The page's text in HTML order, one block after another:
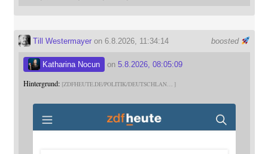
boosted
Till Westermayeron 6.8.2026, 11:34:14
Katharina Nocun on 5.8.2026, 08:05:09
Hintergrund: ZDFHEUTE.DE/POLITIK/DEUTSCHLAN